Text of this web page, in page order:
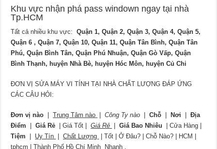
Khu vực nhận phá pass windown ngay tại nhà
Tp.HCM
Tất cả nhiều khu vực:Quận 1, Quận 2, Quận 3, Quận 4, Quận 5,
Quận 6 , Quận 7, Quận 10, Quận 11, Quận Tân Bình, Quận Tân
Phú, Quận Bình Tân, Quận Phú Nhuận, Quận Gò Vấp, Quận
Bình Thạnh, huyện Nhà Bè, huyện Hóc Môn, huyện Củ Chi
ĐƠN VỊ SỬA MÁY VI TÍNH TẠI NHÀ CHẤT LƯỢNG ĐÁP ỨNG
CÁC CÂU HỎI:
Đơn vị nào |Trung Tâm nào |Công Ty nào |Chỗ Nơi |Địa
Điểm
|Giá Rẻ | Giá Tốt |Giá Rẻ |Giá Bao Nhiêu
| Cửa Hàng |
Tiệm
Uy Tín |Chất Lượng
| Tốt | Ở Đâu? | Chỗ Nào? | HCM |
tphcm | Thành Phố Hồ Chí Minh
Nhanh ,